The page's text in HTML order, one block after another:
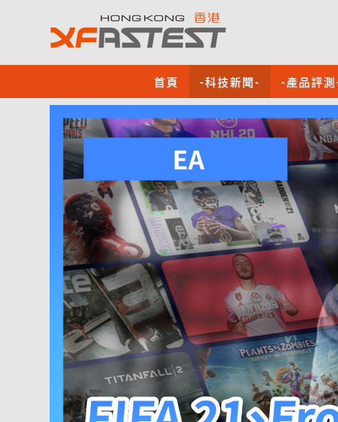
首頁 -科技新聞- -產品評